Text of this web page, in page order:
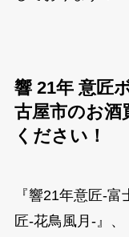
響 21年 意匠
古屋市のお酒
ください！
『響21年意匠-
匠-花鳥風月-』